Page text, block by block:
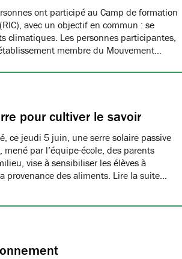
ont participé au Camp de formation
avec un objectif en commun : se
climatiques. Les personnes participantes,
membre du Mouvement…
pour cultiver le savoir
ce jeudi 5 juin, une serre solaire passive
par l’équipe-école, des parents
vise à sensibiliser les élèves à
provenance des aliments. Lire la suite…